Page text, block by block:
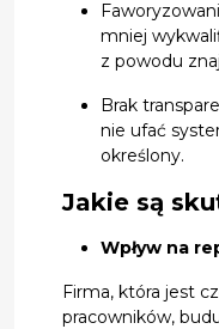
mniej
z powodu
Brak
nie ufać
określony.
Jakie są
Wpływ na
Firma, która jest
pracowników,